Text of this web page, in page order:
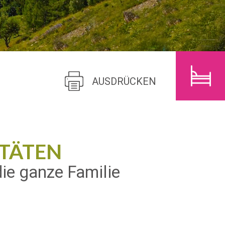
KINDER
SUCHEN
AUSDRÜCKEN
ganze Familie